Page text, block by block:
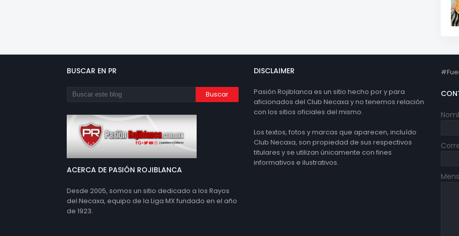
BUSCAR EN PR
ACERCA DE PASIÓN ROJIBLANCA
Desde 2005, somos un sitio dedicado a los Rayos
del Necaxa, equipo de la Liga MX fundado en el año
de 1923.
DISCLAIMER
Pasión Rojiblanca es un sitio hecho por y para
aficionados del Club Necaxa y no tenemos relación
con los sitios oficiales del mismo.
Los textos, fotos y marcas que aparecen, incluído
Club Necaxa, son propiedad de sus respectivos
titulares y se utilizan únicamente con fines
informativos e ilustrativos.